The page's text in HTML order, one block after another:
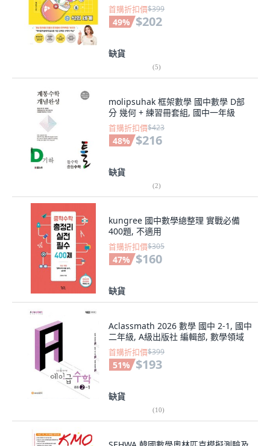
首購折扣價$399
49% $202
缺貨
(5)
molipsuhak 框架數學 國中數學 D部
分 幾何 + 練習冊套組, 國中一年級
首購折扣價$423
48% $216
缺貨
(2)
kungree 國中數學總整理 實戰必備
400題, 不適用
首購折扣價$305
47% $160
缺貨
Aclassmath 2026 數學 國中 2-1, 國中
二年級, A級出版社 編輯部, 數學領域
首購折扣價$399
51% $193
缺貨
(10)